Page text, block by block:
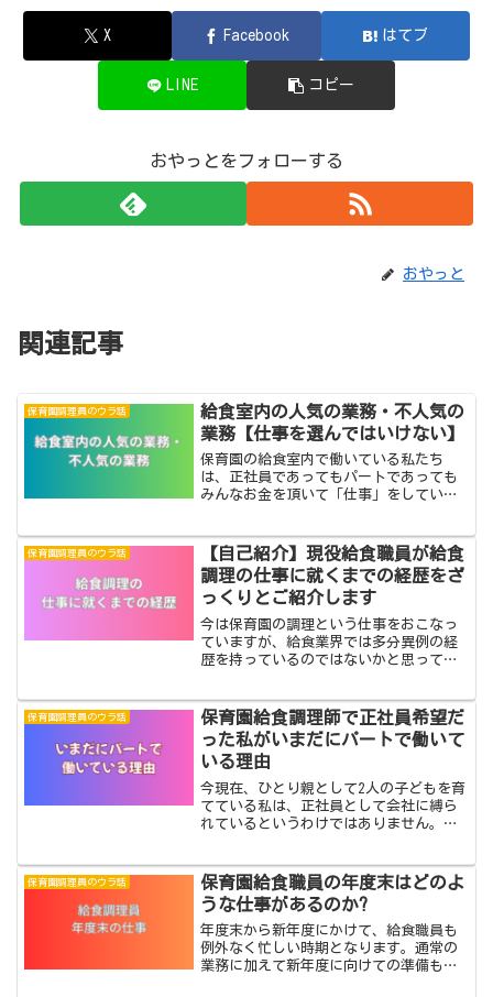
X Facebook はてブ
LINE コピー
おやっとをフォローする
おやっと
関連記事
保育園調理員のウラ話
給食室内の人気の業務・不人気の
業務【仕事を選んではいけない】
保育園の給食室内で働いている私たち
は、正社員であってもパートであっても
みんなお金を頂いて「仕事」をしていま
られた仕事をすべて行うことが基本であ
り、どんな仕事でもしっかり...
保育園調理員のウラ話
【自己紹介】現役給食職員が給食
調理の仕事に就くまでの経歴をざ
っくりとご紹介します
今は保育園の調理という仕事をおこなっ
ていますが、給食業界では多分異例の経
歴を持っているのではないかと思ってい
ご紹介したいと思います。私の自己紹介
の様な記事になってしまい...
保育園調理員のウラ話
保育園給食調理師で正社員希望だ
った私がいまだにパートで働いて
いる理由
今現在、ひとり親として2人の子どもを育
てている私は、正社員として会社に縛ら
れているというわけではありません。し
れる正社員として安定した立場と収入を
得ていたいところですが...
保育園調理員のウラ話
保育園給食職員の年度末はどのよ
うな仕事があるのか?
年度末から新年度にかけて、給食職員も
例外なく忙しい時期となります。通常の
業務に加えて新年度に向けての準備もあ